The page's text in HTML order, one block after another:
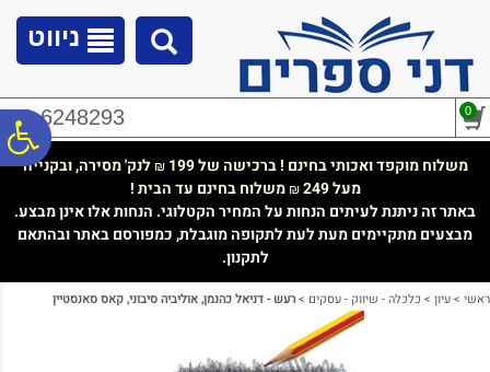
נגישות
ניווט
02-6248293 0
משלוח מוקפד ואכותי בחינם ! ברכישה של 199 ₪ לנק' מסירה, ובקנייה
מעל 249
₪משלוח בחינם עד הבית !
באתר זה ניתנת לעיתים הנחות על המחיר הקטלוגי. הנחות אלו אינן מבצע.
מבצעים מתקיימים מעת לעת לתקופה מוגבלת, כמפורסם באתר ובהתאם
לתקנון.
ראשי >עיון > כלכלה - שיווק - עסקים >רעש - דניאל כהנמן, אוליביה סיבוני, קאס סאנסטיין